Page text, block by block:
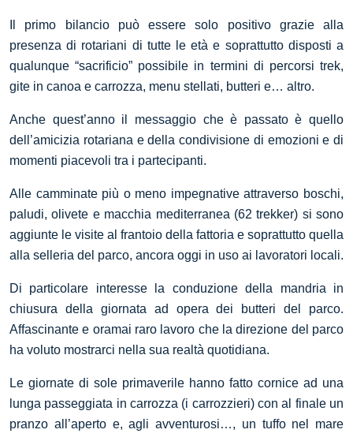
Il primo bilancio può essere solo positivo grazie alla
presenza di rotariani di tutte le età e soprattutto disposti a
qualunque “sacrificio” possibile in termini di percorsi trek,
gite in canoa e carrozza, menu stellati, butteri e… altro.
Anche quest’anno il messaggio che è passato è quello
dell’amicizia rotariana e della condivisione di emozioni e di
momenti piacevoli tra i partecipanti.
Alle camminate più o meno impegnative attraverso boschi,
paludi, olivete e macchia mediterranea (62 trekker) si sono
aggiunte le visite al frantoio della fattoria e soprattutto quella
alla selleria del parco, ancora oggi in uso ai lavoratori locali.
Di particolare interesse la conduzione della mandria in
chiusura della giornata ad opera dei butteri del parco.
Affascinante e oramai raro lavoro che la direzione del parco
ha voluto mostrarci nella sua realtà quotidiana.
Le giornate di sole primaverile hanno fatto cornice ad una
lunga passeggiata in carrozza (i carrozzieri) con al finale un
pranzo all’aperto e, agli avventurosi…, un tuffo nel mare